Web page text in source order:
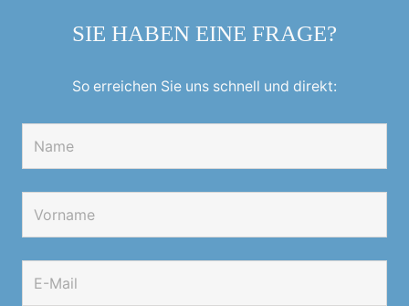
SIE HABEN EINE FRAGE?
So erreichen Sie uns schnell und direkt: